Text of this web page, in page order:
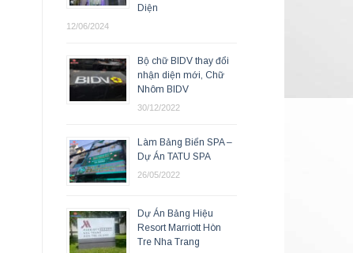
Diện
12/06/2024
Bộ chữ BIDV thay đổi
nhận diện mới, Chữ
Nhôm BIDV
30/12/2022
Làm Bảng Biển SPA –
Dự Án TATU SPA
26/05/2022
Dự Án Bảng Hiệu
Resort Marriott Hòn
Tre Nha Trang